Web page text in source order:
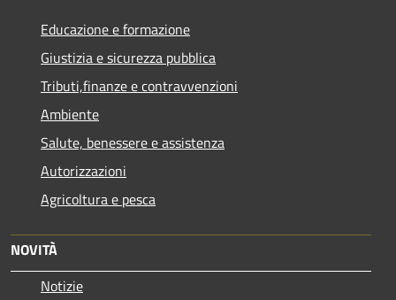
Educazione e formazione
Giustizia e sicurezza pubblica
Tributi,finanze e contravvenzioni
Ambiente
Salute, benessere e assistenza
Autorizzazioni
Agricoltura e pesca
NOVITÀ
Notizie